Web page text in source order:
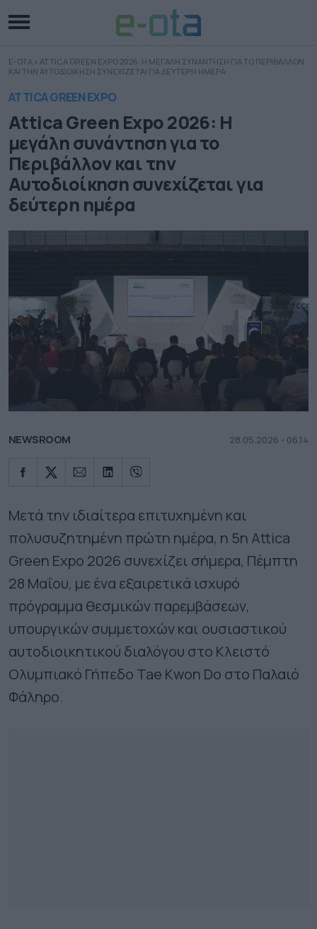
E-OTA » ATTICA GREEN EXPO 2026: Η ΜΕΓΑΛΗ ΣΥΝΑΝΤΗΣΗ ΓΙΑ ΤΟ ΠΕΡΙΒΑΛΛΟΝ
ΚΑΙ ΤΗΝ ΑΥΤΟΔΙΟΙΚΗΣΗ ΣΥΝΕΧΙΖΕΤΑΙ ΓΙΑ ΔΕΥΤΕΡΗ ΗΜΕΡΑ
ATTICA GREEN EXPO
Attica Green Expo 2026: Η
μεγάλη συνάντηση για το
Περιβάλλον και την
Αυτοδιοίκηση συνεχίζεται για
δεύτερη ημέρα
NEWSROOM 28.05.2026 - 06.14
Μετά την ιδιαίτερα επιτυχημένη και
πολυσυζητημένη πρώτη ημέρα, η 5η Attica
Green Expo 2026 συνεχίζει σήμερα, Πέμπτη
28 Μαΐου, με ένα εξαιρετικά ισχυρό
πρόγραμμα θεσμικών παρεμβάσεων,
υπουργικών συμμετοχών και ουσιαστικού
αυτοδιοικητικού διαλόγου στο Κλειστό
Ολυμπιακό Γήπεδο Tae Kwon Do στο Παλαιό
Φάληρο.